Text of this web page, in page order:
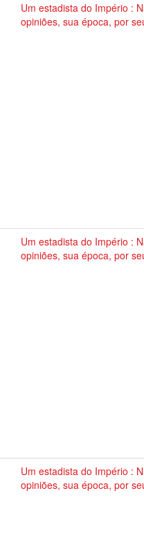
Um estadista do Império :
opiniões, sua época, por
Um estadista do Império :
opiniões, sua época, por
Um estadista do Império :
opiniões, sua época, por